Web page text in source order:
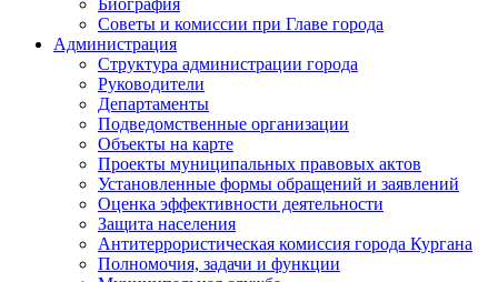
Биография
Советы и комиссии при Главе города
Администрация
Структура администрации города
Руководители
Департаменты
Подведомственные организации
Объекты на карте
Проекты муниципальных правовых актов
Установленные формы обращений и заявлений
Оценка эффективности деятельности
Защита населения
Антитеррористическая комиссия города Кургана
Полномочия, задачи и функции